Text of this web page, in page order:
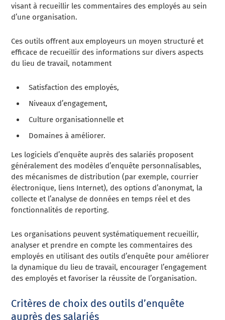
visant à recueillir les commentaires des employés au sein
d’une organisation.
Ces outils offrent aux employeurs un moyen structuré et
efficace de recueillir des informations sur divers aspects
du lieu de travail, notamment
Satisfaction des employés,
Niveaux d’engagement,
Culture organisationnelle et
Domaines à améliorer.
Les logiciels d’enquête auprès des salariés proposent
généralement des modèles d’enquête personnalisables,
des mécanismes de distribution (par exemple, courrier
électronique, liens Internet), des options d’anonymat, la
collecte et l’analyse de données en temps réel et des
fonctionnalités de reporting.
Les organisations peuvent systématiquement recueillir,
analyser et prendre en compte les commentaires des
employés en utilisant des outils d’enquête pour améliorer
la dynamique du lieu de travail, encourager l’engagement
des employés et favoriser la réussite de l’organisation.
Critères de choix des outils d’enquête
auprès des salariés